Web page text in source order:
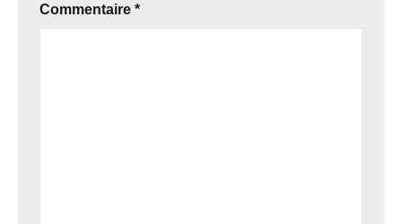
Commentaire *